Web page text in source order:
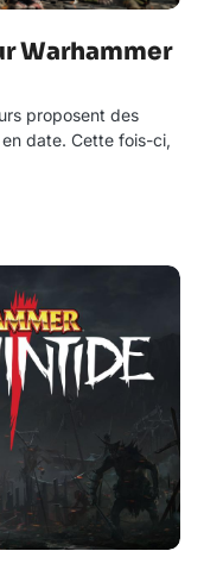
Warhammer
proposent des
date. Cette fois-ci,